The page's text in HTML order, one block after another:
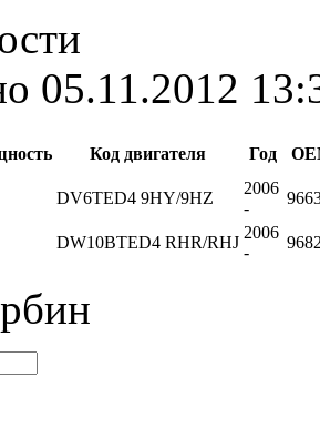
05.11.2012
Код двигателя Год
DV6TED4 9HY/9HZ
2006
-
DW10BTED4 RHR/RHJ
2006
-